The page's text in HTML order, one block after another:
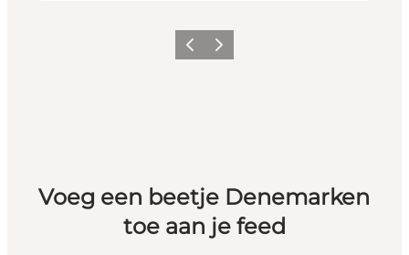
Vorige Volgende
Voeg een beetje Denemarken
toe aan je feed